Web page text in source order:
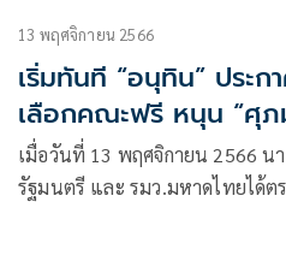
13 พฤศจิกายน 2566
เริ่มทันที “อนุทิน” ประ
เลือกคณะฟรี หนุน “ศุ
กระทรวงเศรษฐกิจ
เมื่อวันที่ 13 พฤศจิกายน 2566 น
รัฐมนตรี และ รมว.มหาดไทยได้ต